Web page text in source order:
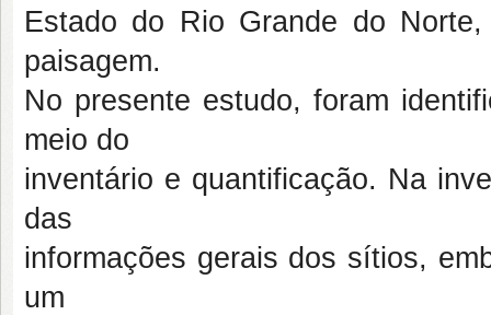
Estado do Rio Grande do
paisagem.
No presente estudo, foram
meio do
inventário e quantificação. Na
das
informações gerais dos sítios,
um